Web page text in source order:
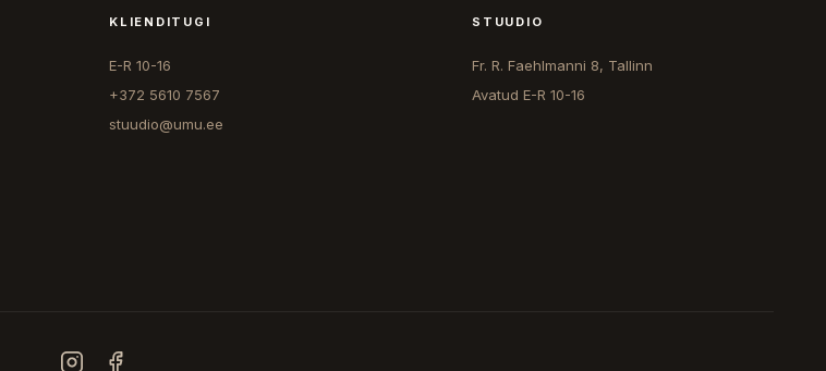
KLIENDITUGI
E-R 10-16
+372 5610 7567
stuudio@umu.ee
STUUDIO
Fr. R. Faehlmanni 8, Tallinn
Avatud E-R 10-16